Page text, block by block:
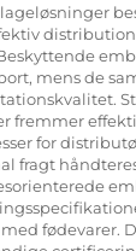
mens de
fremmer
for
fragt
fødevarer.